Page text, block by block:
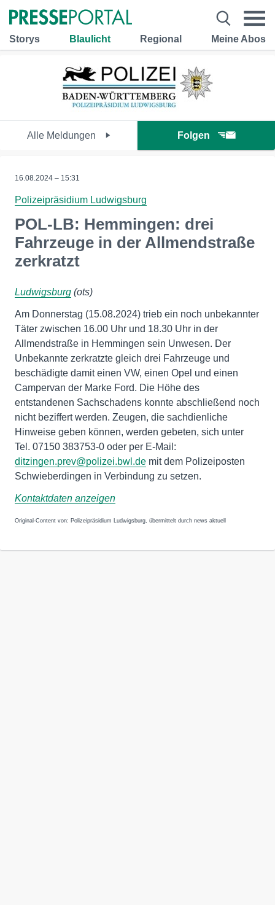
Storys Blaulicht Regional Meine Abos
Alle Meldungen Folgen
16.08.2024 – 15:31
Polizeipräsidium Ludwigsburg
POL-LB: Hemmingen: drei
Fahrzeuge in der Allmendstraße
zerkratzt
Ludwigsburg (ots)
Am Donnerstag (15.08.2024) trieb ein noch unbekannter
Täter zwischen 16.00 Uhr und 18.30 Uhr in der
Allmendstraße in Hemmingen sein Unwesen. Der
Unbekannte zerkratzte gleich drei Fahrzeuge und
beschädigte damit einen VW, einen Opel und einen
Campervan der Marke Ford. Die Höhe des
entstandenen Sachschadens konnte abschließend noch
nicht beziffert werden. Zeugen, die sachdienliche
Hinweise geben können, werden gebeten, sich unter
Tel. 07150 383753-0 oder per E-Mail:
ditzingen.prev@polizei.bwl.de mit dem Polizeiposten
Schwieberdingen in Verbindung zu setzen.
Kontaktdaten anzeigen
Original-Content von: Polizeipräsidium Ludwigsburg, übermittelt durch news aktuell